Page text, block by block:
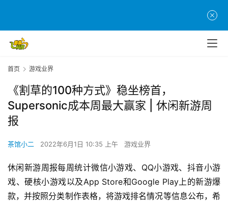
首页 游戏业界
《割草的100种方式》稳坐榜首，
Supersonic成本周最大赢家 | 休闲新游周
报
茶馆小二 2022年6月1日 10:35 上午 游戏业界
休闲新游周报每周统计微信小游戏、QQ小游戏、抖音小游
戏、硬核小游戏以及App Store和Google Play上的新游爆
款，并按照分类制作表格，将游戏排名情况等信息公布，希